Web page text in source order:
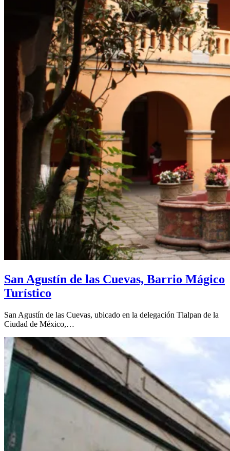
San Agustín de las Cuevas, Barrio Mágico
Turístico
San Agustín de las Cuevas, ubicado en la delegación Tlalpan de la
Ciudad de México,…